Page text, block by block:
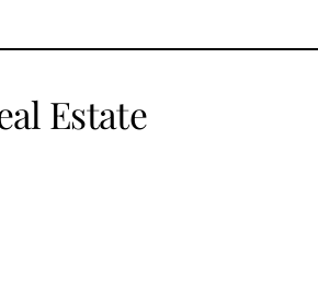
Estate